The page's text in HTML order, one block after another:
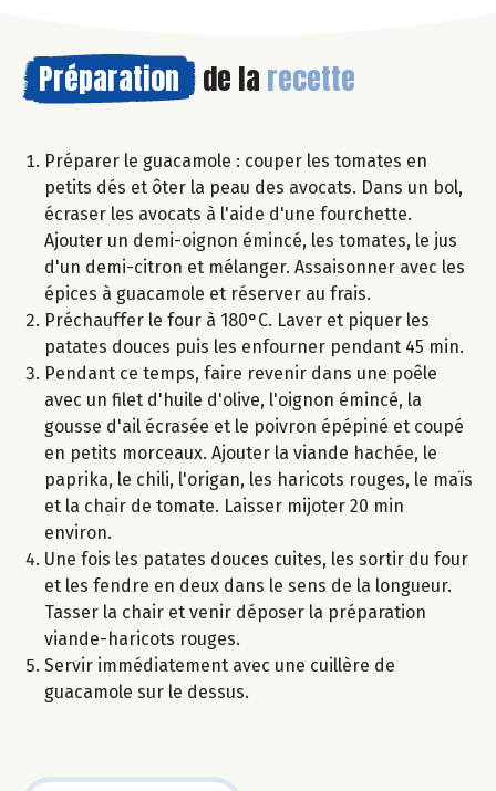
Préparation de la recette
Préparer le guacamole : couper les tomates en
petits dés et ôter la peau des avocats. Dans un bol,
écraser les avocats à l'aide d'une fourchette.
Ajouter un demi-oignon émincé, les tomates, le jus
d'un demi-citron et mélanger. Assaisonner avec les
épices à guacamole et réserver au frais.
Préchauffer le four à 180°C. Laver et piquer les
patates douces puis les enfourner pendant 45 min.
Pendant ce temps, faire revenir dans une poêle
avec un filet d'huile d'olive, l'oignon émincé, la
gousse d'ail écrasée et le poivron épépiné et coupé
en petits morceaux. Ajouter la viande hachée, le
paprika, le chili, l'origan, les haricots rouges, le maïs
et la chair de tomate. Laisser mijoter 20 min
environ.
Une fois les patates douces cuites, les sortir du four
et les fendre en deux dans le sens de la longueur.
Tasser la chair et venir déposer la préparation
viande-haricots rouges.
Servir immédiatement avec une cuillère de
guacamole sur le dessus.